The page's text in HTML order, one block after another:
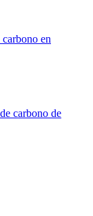
en
carbono de